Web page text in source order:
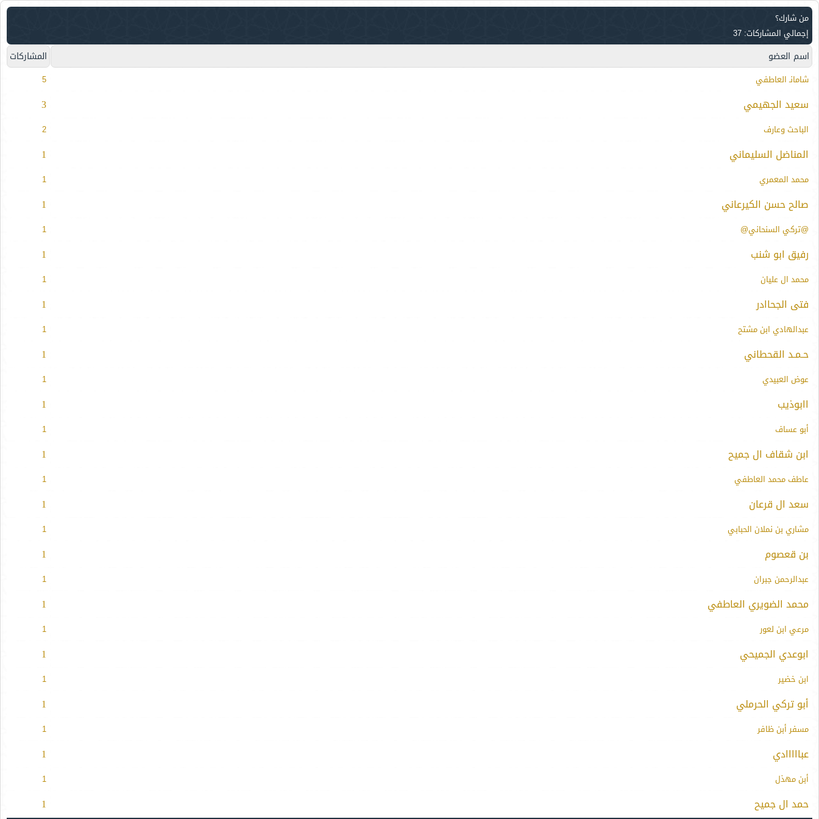
من شارك؟
إجمالي المشاركات: 37
اسم العضو المشاركات
شامانـ العاطفي 5
سعيد الجهيمي 3
الباحث وعارف 2
المناضل السليماني 1
محمد المعمري 1
صالح حسن الكيرعاني 1
@تركي السنحاني@ 1
رفيق ابو شنب 1
محمد ال عليان 1
فتى الجحاادر 1
عبدالهادي ابن مشتح 1
حـمـد القحطاني 1
عوض العبيدي 1
اابوذيب 1
أبو عساف 1
ابن شقاف ال جميح 1
عاطف محمد العاطفي 1
سعد ال قرعان 1
مشاري بن نملان الحبابي 1
بن قعصوم 1
عبدالرحمن جبران 1
محمد الضويري العاطفي 1
مرعي ابن لعور 1
ابوعدي الجميحي 1
ابن خضير 1
أبو تركي الحرملي 1
مسفر أبن ظافر 1
عبااااادي 1
أبن مهذل 1
حمد ال جميح 1